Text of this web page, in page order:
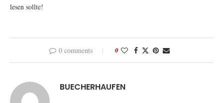
lesen sollte!
0 comments 0
BUECHERHAUFEN